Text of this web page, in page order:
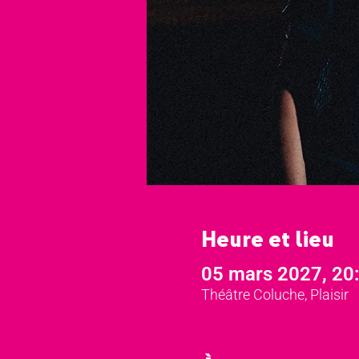
Heure et lieu
05 mars 2027,
Théâtre Coluche, Plaisir